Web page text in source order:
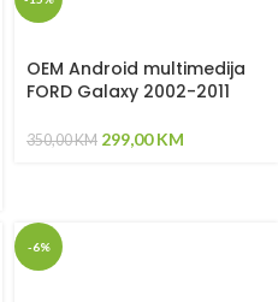
OEM Android multimedija
FORD Galaxy 2002-2011
350,00KM 299,00KM
-6%